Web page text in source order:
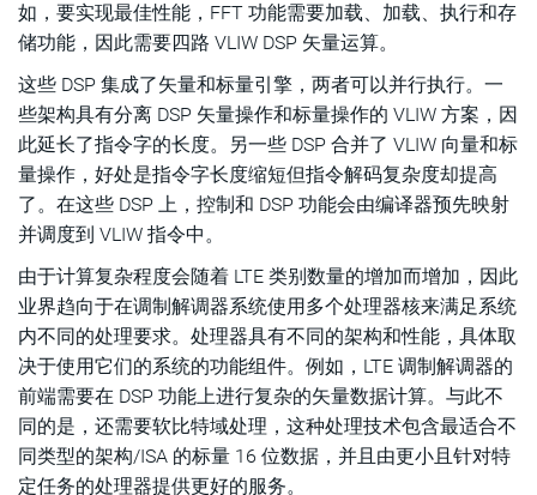
如，要实现最佳性能，FFT 功能需要加载、加载、执行和存
储功能，因此需要四路 VLIW DSP 矢量运算。
这些 DSP 集成了矢量和标量引擎，两者可以并行执行。一
些架构具有分离 DSP 矢量操作和标量操作的 VLIW 方案，因
此延长了指令字的长度。另一些 DSP 合并了 VLIW 向量和标
量操作，好处是指令字长度缩短但指令解码复杂度却提高
了。在这些 DSP 上，控制和 DSP 功能会由编译器预先映射
并调度到 VLIW 指令中。
由于计算复杂程度会随着 LTE 类别数量的增加而增加，因此
业界趋向于在调制解调器系统使用多个处理器核来满足系统
内不同的处理要求。处理器具有不同的架构和性能，具体取
决于使用它们的系统的功能组件。例如，LTE 调制解调器的
前端需要在 DSP 功能上进行复杂的矢量数据计算。与此不
同的是，还需要软比特域处理，这种处理技术包含最适合不
同类型的架构/ISA 的标量 16 位数据，并且由更小且针对特
定任务的处理器提供更好的服务。